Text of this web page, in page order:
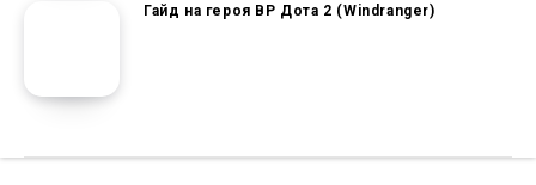
Гайд на героя ВР Дота 2 (Windranger)